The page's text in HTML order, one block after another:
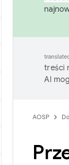
treści
AI
AOSP